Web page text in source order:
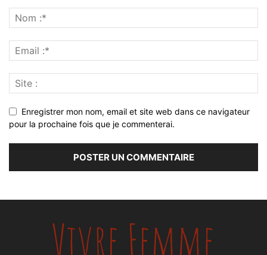
Enregistrer mon nom, email et site web dans ce navigateur
pour la prochaine fois que je commenterai.